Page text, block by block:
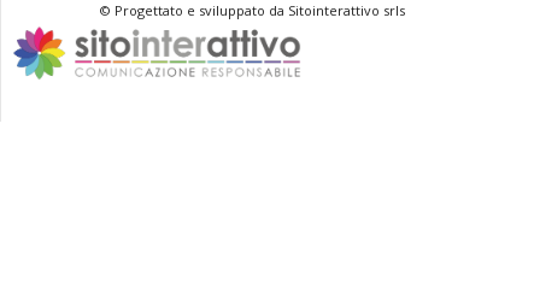
© Progettato e sviluppato da Sitointerattivo srls